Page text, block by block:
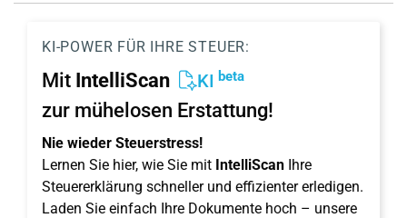
KI-POWER FÜR IHRE STEUER:
Mit IntelliScan KI beta
zur mühelosen Erstattung!
Nie wieder Steuerstress!
Lernen Sie hier, wie Sie mit IntelliScan Ihre
Steuererklärung schneller und effizienter erledigen.
Laden Sie einfach Ihre Dokumente hoch – unsere